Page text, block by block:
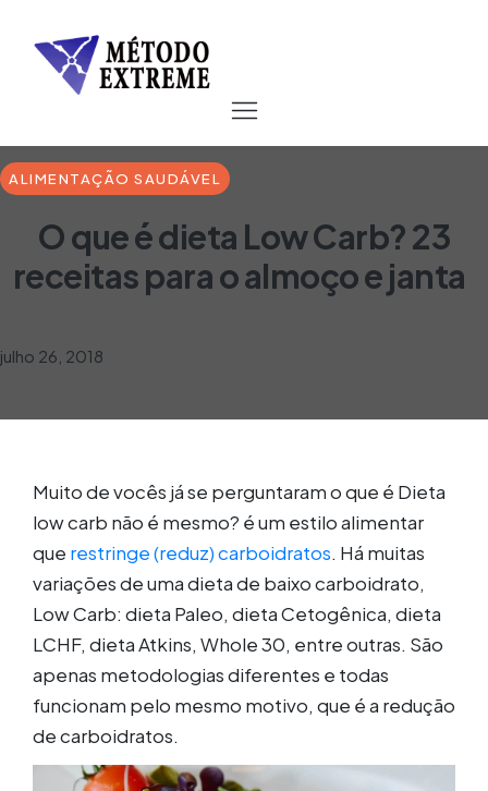
ALIMENTAÇÃO SAUDÁVEL
O que é dieta Low Carb? 23
receitas para o almoço e janta
julho 26, 2018
Muito de vocês já se perguntaram o que é Dieta
low carb não é mesmo? é um estilo alimentar
que restringe (reduz) carboidratos. Há muitas
variações de uma dieta de baixo carboidrato,
Low Carb: dieta Paleo, dieta Cetogênica, dieta
LCHF, dieta Atkins, Whole 30, entre outras. São
apenas metodologias diferentes e todas
funcionam pelo mesmo motivo, que é a redução
de carboidratos.